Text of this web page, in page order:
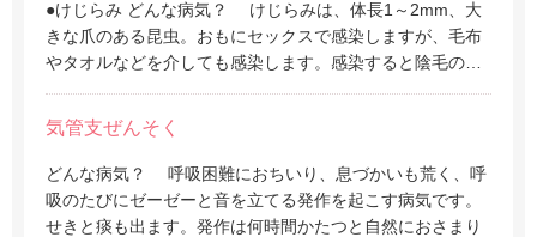
●けじらみ どんな病気？ けじらみは、体長1～2mm、大
きな爪のある昆虫。おもにセックスで感染しますが、毛布
やタオルなどを介しても感染します。感染すると陰毛の…
気管支ぜんそく
どんな病気？ 呼吸困難におちいり、息づかいも荒く、呼
吸のたびにゼーゼーと音を立てる発作を起こす病気です。
せきと痰も出ます。発作は何時間かたつと自然におさまり